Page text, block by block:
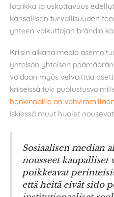
logiikka ja uskottavuus
kansallisen turvallisuuden
yhteen vaikuttajan brändin
Kriisin aikana media
yhteisön yhteisen
voidaan myös velvoittaa
kriiseissä tuki
hankinnoille on vahvimmillaan
iskiessä muut huolet
Sosiaalisen median
nousseet kaupalliset
poikkeavat
että heitä eivät sido